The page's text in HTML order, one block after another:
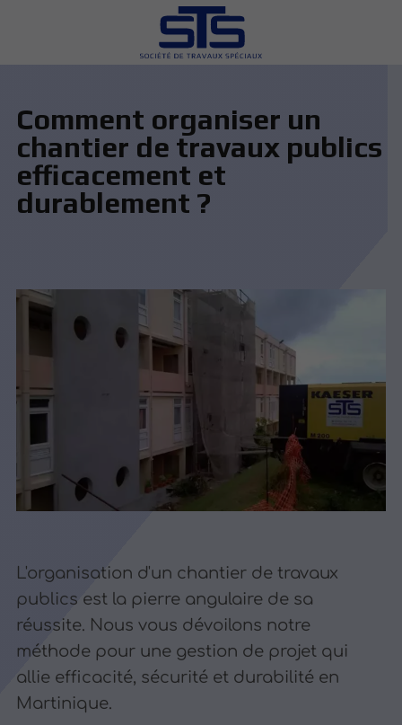
Comment organiser un
chantier de travaux publics
efficacement et
durablement ?
L'organisation d'un chantier de travaux
publics est la pierre angulaire de sa
réussite. Nous vous dévoilons notre
méthode pour une gestion de projet qui
allie efficacité, sécurité et durabilité en
Martinique.